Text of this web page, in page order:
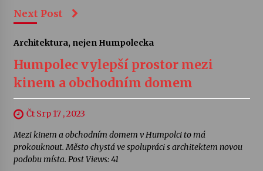
Next Post
Architektura, nejen Humpolecka
Humpolec vylepší prostor mezi
kinem a obchodním domem
Čt Srp 17 , 2023
Mezi kinem a obchodním domem v Humpolci to má
prokouknout. Město chystá ve spolupráci s architektem novou
podobu místa. Post Views: 41